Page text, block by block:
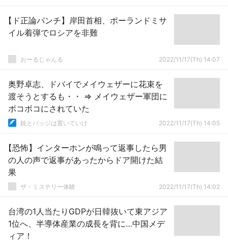
【ド正論パンチ】岸田首相、ポーランドミサ
イル着弾でロシアを非難
おーるじゃんる 2022/11/17(Th) 14:07
奥野卓志、ドバイでメイウェザーに花束を
渡そうとするも・・ ⇒ メイウェザー軍団に
ボコボコにされていた
銃とバッジは置いていけ 2022/11/17(Th) 14:05
【恐怖】インターホンが鳴って返事したら男
の人の声で返事があったからドア開けた結
果
ザ・ミステリー体験 2022/11/17(Th) 14:02
台湾の1人当たりGDPが日韓抜いて東アジア
1位へ、半導体産業の成長を背に…中国メデ
ィア！